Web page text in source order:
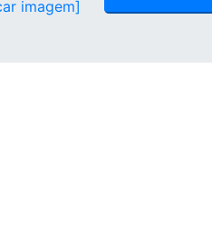
imagem]